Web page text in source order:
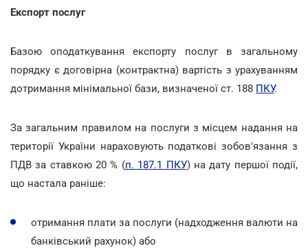
Експорт послуг
Базою оподаткування експорту послуг в загальному
порядку є договірна (контрактна) вартість з урахуванням
дотримання мінімальної бази, визначеної ст. 188 ПКУ.
За загальним правилом на послуги з місцем надання на
території України нараховують податкові зобов'язання з
ПДВ за ставкою 20 % (п. 187.1 ПКУ) на дату першої події,
що настала раніше:
отримання плати за послуги (надходження валюти на
банківський рахунок) або